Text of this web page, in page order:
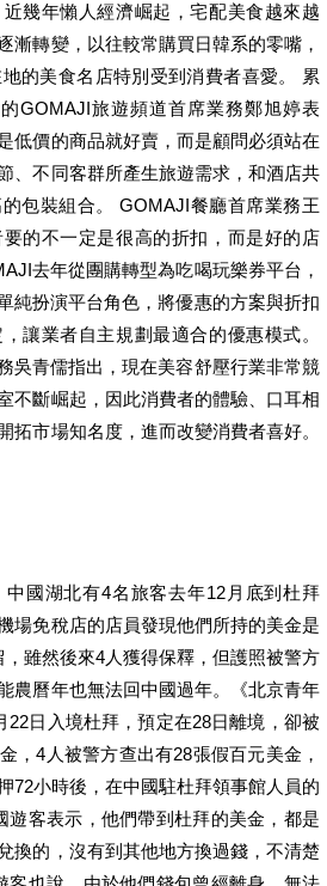
幾年懶人經濟崛起，宅配美食越來越
漸轉變，以往較常購買日韓系的零嘴，
的美食名店特別受到消費者喜愛。 累
GOMAJI旅遊頻道首席業務鄭旭婷表
低價的商品就好賣，而是顧問必須站在
、不同客群所產生旅遊需求，和酒店共
包裝組合。 GOMAJI餐廳首席業務王
的不一定是很高的折扣，而是好的店
去年從團購轉型為吃喝玩樂券平台，
純扮演平台角色，將優惠的方案與折扣
讓業者自主規劃最適合的優惠模式。
吳青儒指出，現在美容舒壓行業非常競
不斷崛起，因此消費者的體驗、口耳相
拓市場知名度，進而改變消費者喜好。
中國湖北有4名旅客去年12月底到杜拜
場免稅店的店員發現他們所持的美金是
，雖然後來4人獲得保釋，但護照被警方
農曆年也無法回中國過年。《北京青年
22日入境杜拜，預定在28日離境，卻被
，4人被警方查出有28張假百元美金，
72小時後，在中國駐杜拜領事館人員的
遊客表示，他們帶到杜拜的美金，都是
換的，沒有到其他地方換過錢，不清楚